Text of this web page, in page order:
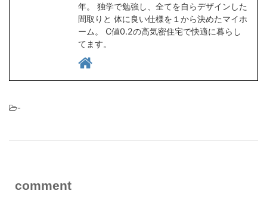
年。 独学で勉強し、全てを自らデザインした
間取りと 体に良い仕様を１から決めたマイホ
ーム。 C値0.2の高気密住宅で快適に暮らし
てます。
-
comment